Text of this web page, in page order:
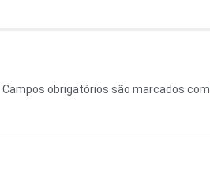
Campos obrigatórios são marcados com